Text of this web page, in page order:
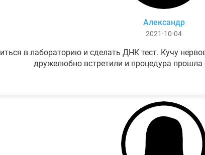
Александр
2021-10-04
в лабораторию и сделать ДНК тест. Кучу
дружелюбно встретили и процедура прошла